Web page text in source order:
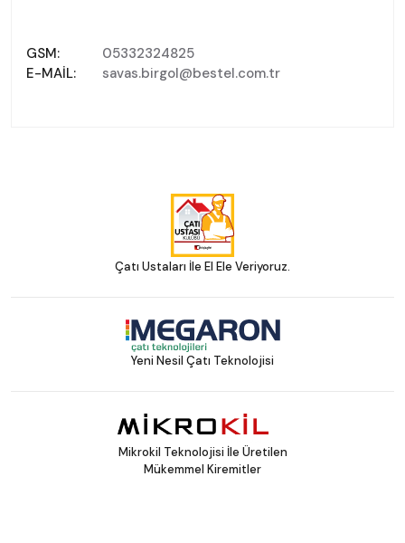
GSM:
05332324825
E-MAIL:
savas.birgol@bestel.com.tr
Çatı Ustaları İle El Ele Veriyoruz.
Yeni Nesil Çatı Teknolojisi
Mikrokil Teknolojisi İle Üretilen
Mükemmel Kiremitler